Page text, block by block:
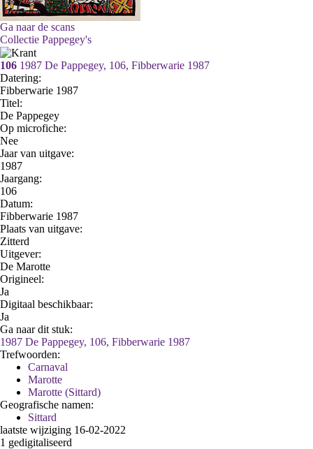
Ga naar de scans
Collectie Pappegey's
106 1987 De Pappegey, 106, Fibberwarie 1987
Datering:
Fibberwarie 1987
Titel:
De Pappegey
Op microfiche:
Nee
Jaar van uitgave:
1987
Jaargang:
106
Datum:
Fibberwarie 1987
Plaats van uitgave:
Zitterd
Uitgever:
De Marotte
Origineel:
Ja
Digitaal beschikbaar:
Ja
Ga naar dit stuk:
1987 De Pappegey, 106, Fibberwarie 1987
Trefwoorden:
Carnaval
Marotte
Marotte (Sittard)
Geografische namen:
Sittard
laatste wijziging 16-02-2022
1 gedigitaliseerd